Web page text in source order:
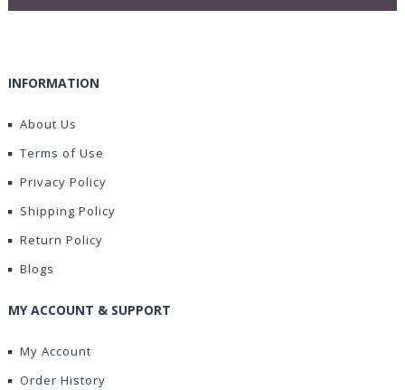
INFORMATION
About Us
Terms of Use
Privacy Policy
Shipping Policy
Return Policy
Blogs
MY ACCOUNT & SUPPORT
My Account
Order History